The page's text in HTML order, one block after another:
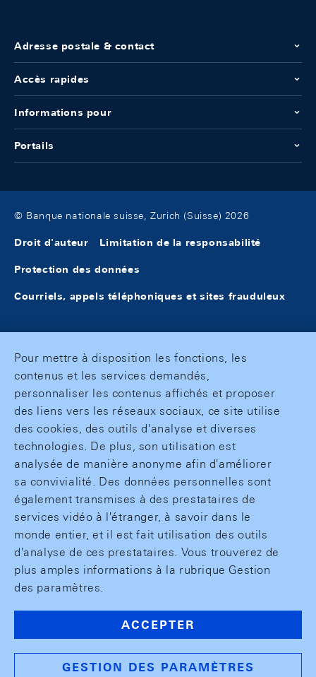
Adresse postale & contact
Accès rapides
Informations pour
Portails
© Banque nationale suisse, Zurich (Suisse) 2026
Droit d'auteur Limitation de la responsabilité
Protection des données
Courriels, appels téléphoniques et sites frauduleux
Pour mettre à disposition les fonctions, les
contenus et les services demandés,
personnaliser les contenus affichés et proposer
des liens vers les réseaux sociaux, ce site utilise
des cookies, des outils d'analyse et diverses
technologies. De plus, son utilisation est
analysée de manière anonyme afin d'améliorer
sa convivialité. Des données personnelles sont
également transmises à des prestataires de
services vidéo à l'étranger, à savoir dans le
monde entier, et il est fait utilisation des outils
d'analyse de ces prestataires. Vous trouverez de
plus amples informations à la rubrique Gestion
des paramètres.
ACCEPTER
GESTION DES PARAMÈTRES